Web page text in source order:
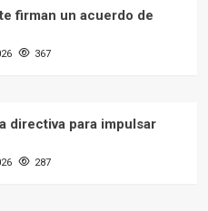
firman un acuerdo de
367
directiva para impulsar
287